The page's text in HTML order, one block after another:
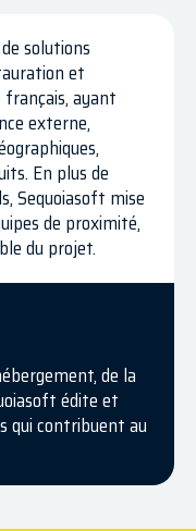
solutions
et
français, ayant
externe,
En plus de
Sequoiasoft mise
de proximité,
du projet.
de la
édite et
qui contribuent au